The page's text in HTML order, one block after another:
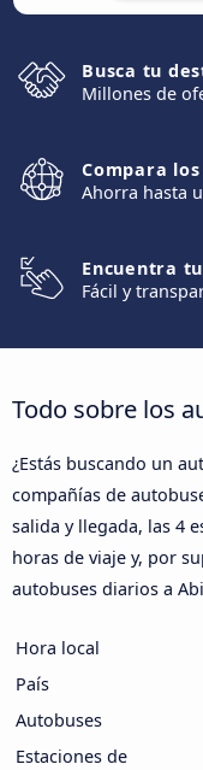
Busca tu
Millones de
Compara
Ahorra hasta
Encuentra
Fácil y
Todo sobre los
¿Estás buscando un
compañías de
salida y llegada, las 4
horas de viaje y, por
autobuses diarios a
Hora local
País
Autobuses
Estaciones de